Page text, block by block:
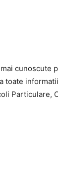
cunoscute
toate
Particulare,